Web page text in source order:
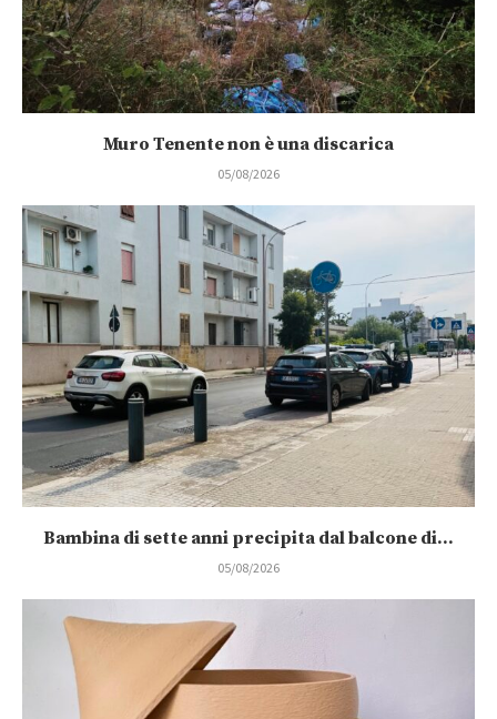
Muro Tenente non è una discarica
05/08/2026
Bambina di sette anni precipita dal balcone di...
05/08/2026